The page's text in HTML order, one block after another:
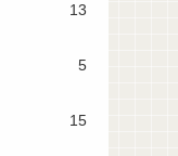
13
5
15